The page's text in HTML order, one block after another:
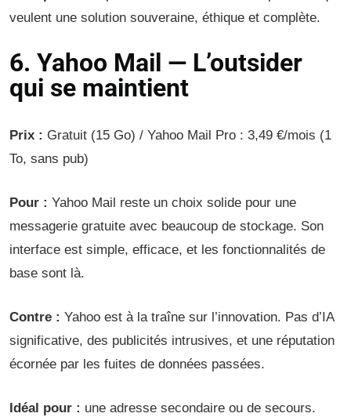
veulent une solution souveraine, éthique et complète.
6. Yahoo Mail — L’outsider
qui se maintient
Prix : Gratuit (15 Go) / Yahoo Mail Pro : 3,49 €/mois (1
To, sans pub)
Pour : Yahoo Mail reste un choix solide pour une
messagerie gratuite avec beaucoup de stockage. Son
interface est simple, efficace, et les fonctionnalités de
base sont là.
Contre : Yahoo est à la traîne sur l’innovation. Pas d’IA
significative, des publicités intrusives, et une réputation
écornée par les fuites de données passées.
Idéal pour : une adresse secondaire ou de secours.